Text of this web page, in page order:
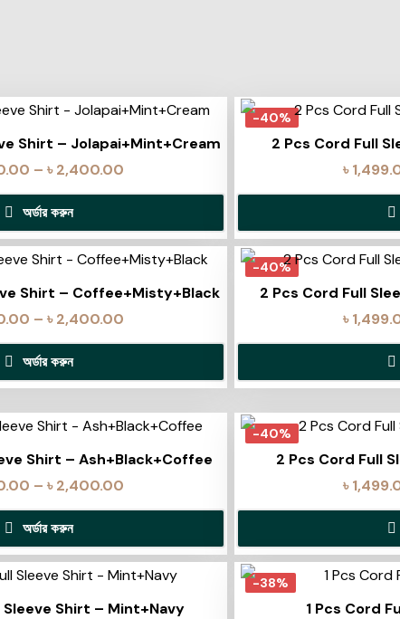
Shirt – Jolapai+Mint+Cream
– ৳2,400.00
অর্ডার করুন
-40%
2 Pcs Cord Full
৳
Shirt – Coffee+Misty+Black
– ৳2,400.00
অর্ডার করুন
-40%
2 Pcs Cord Full
৳
Shirt – Ash+Black+Coffee
– ৳2,400.00
অর্ডার করুন
-40%
2 Pcs Cord Full
৳
Sleeve Shirt – Mint+Navy
-38%
1 Pcs Cord